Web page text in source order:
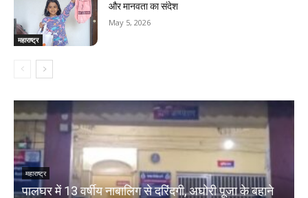
महाराष्ट्र
और मानवता का संदेश
May 5, 2026
महाराष्ट्र
पालघर में 13 वर्षीय नाबालिग से दरिंदगी, अघोरी पूजा के बहाने